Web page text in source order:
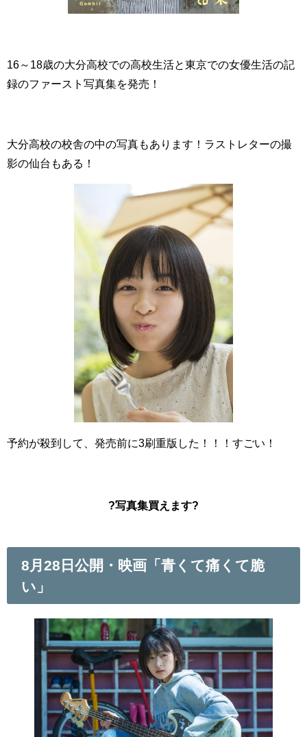
16～18歳の大分高校での高校生活と東京での女優生活の記
録のファースト写真集を発売！
大分高校の校舎の中の写真もあります！ラストレターの撮
影の仙台もある！
予約が殺到して、発売前に3刷重版した！！！すごい！
?写真集買えます?
8月28日公開・映画「青くて痛くて脆
い」